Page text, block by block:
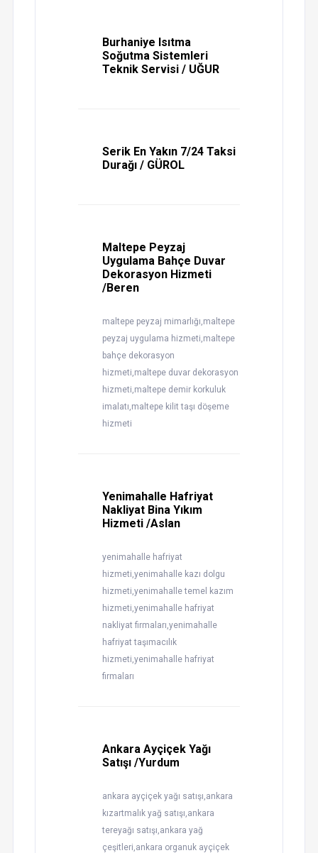
Burhaniye Isıtma
Soğutma Sistemleri
Teknik Servisi / UĞUR
Serik En Yakın 7/24 Taksi
Durağı / GÜROL
Maltepe Peyzaj
Uygulama Bahçe Duvar
Dekorasyon Hizmeti
/Beren
maltepe peyzaj mimarlığı,maltepe
peyzaj uygulama hizmeti,maltepe
bahçe dekorasyon
hizmeti,maltepe duvar dekorasyon
hizmeti,maltepe demir korkuluk
imalatı,maltepe kilit taşı döşeme
hizmeti
Yenimahalle Hafriyat
Nakliyat Bina Yıkım
Hizmeti /Aslan
yenimahalle hafriyat
hizmeti,yenimahalle kazı dolgu
hizmeti,yenimahalle temel kazım
hizmeti,yenimahalle hafriyat
nakliyat firmaları,yenimahalle
hafriyat taşımacılık
hizmeti,yenimahalle hafriyat
firmaları
Ankara Ayçiçek Yağı
Satışı /Yurdum
ankara ayçiçek yağı satışı,ankara
kızartmalık yağ satışı,ankara
tereyağı satışı,ankara yağ
çeşitleri,ankara organuk ayçiçek